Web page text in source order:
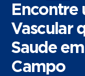
Encontre
Vascular
Saude
Campo